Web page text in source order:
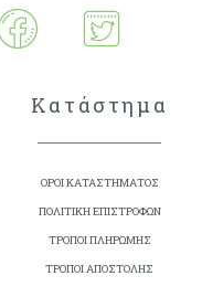
Κατάστημα
ΟΡΟΙ ΚΑΤΑΣΤΗΜΑΤΟΣ
ΠΟΛΙΤΙΚΗ ΕΠΙΣΤΡΟΦΩΝ
ΤΡΟΠΟΙ ΠΛΗΡΩΜΗΣ
ΤΡΟΠΟΙ ΑΠΟΣΤΟΛΗΣ